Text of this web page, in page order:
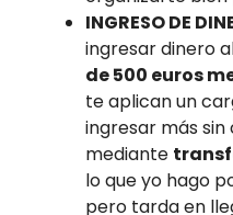
INGRESO DE
ingresar dinero
de 500 euros
te aplican un
ingresar más
mediante
lo que yo hago
pero tarda en